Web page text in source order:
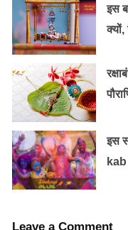
वाटिका में उपस्थित
उसके बाद माता
सीता की भूख-प्यास
में मिलता है जबकि
Source – NaiDunia
इस
इस
Leave a Comment